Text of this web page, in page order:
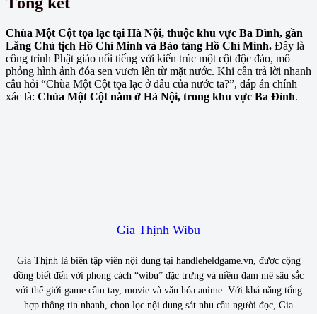
Chùa Một Cột tọa lạc tại Hà Nội, thuộc khu vực Ba Đình, gần
Lăng Chủ tịch Hồ Chí Minh và Bảo tàng Hồ Chí Minh. Đây là
công trình Phật giáo nổi tiếng với kiến trúc một cột độc đáo, mô
phỏng hình ảnh đóa sen vươn lên từ mặt nước. Khi cần trả lời nhanh
câu hỏi “Chùa Một Cột tọa lạc ở đâu của nước ta?”, đáp án chính
xác là: Chùa Một Cột nằm ở Hà Nội, trong khu vực Ba Đình.
Gia Thịnh Wibu
Gia Thịnh là biên tập viên nội dung tại handleheldgame.vn, được cộng
đồng biết đến với phong cách “wibu” đặc trưng và niềm đam mê sâu sắc
với thế giới game cầm tay, movie và văn hóa anime. Với khả năng tổng
hợp thông tin nhanh, chọn lọc nội dung sát nhu cầu người đọc, Gia